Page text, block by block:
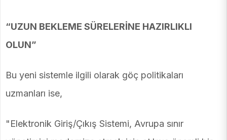
“UZUN BEKLEME SÜRELERİNE HAZIRLIKLI
OLUN”
Bu yeni sistemle ilgili olarak göç politikaları
uzmanları ise,
"Elektronik Giriş/Çıkış Sistemi, Avrupa sınır